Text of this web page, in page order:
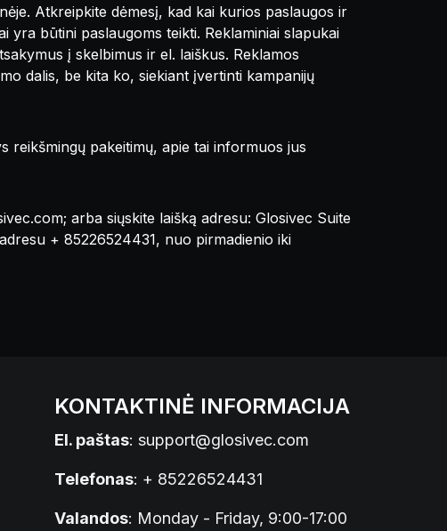
Atkreipkite dėmesį, kad kai kurios paslaugos ir
yra būtini paslaugoms teikti. Reklaminiai slapukai
į skelbimus ir el. laiškus. Reklamos
dalis, be kita ko, siekiant įvertinti kampanijų
reikšmingų pakeitimų, apie tai informuos jus
; arba siųskite laišką adresu: Glosivec Suite
+ 85226524431, nuo pirmadienio iki
KONTAKTINĖ INFORMACIJA
El. paštas:support@glosivec.com
Telefonas: + 85226524431
Valandos: Monday - Friday, 9:00-17:00